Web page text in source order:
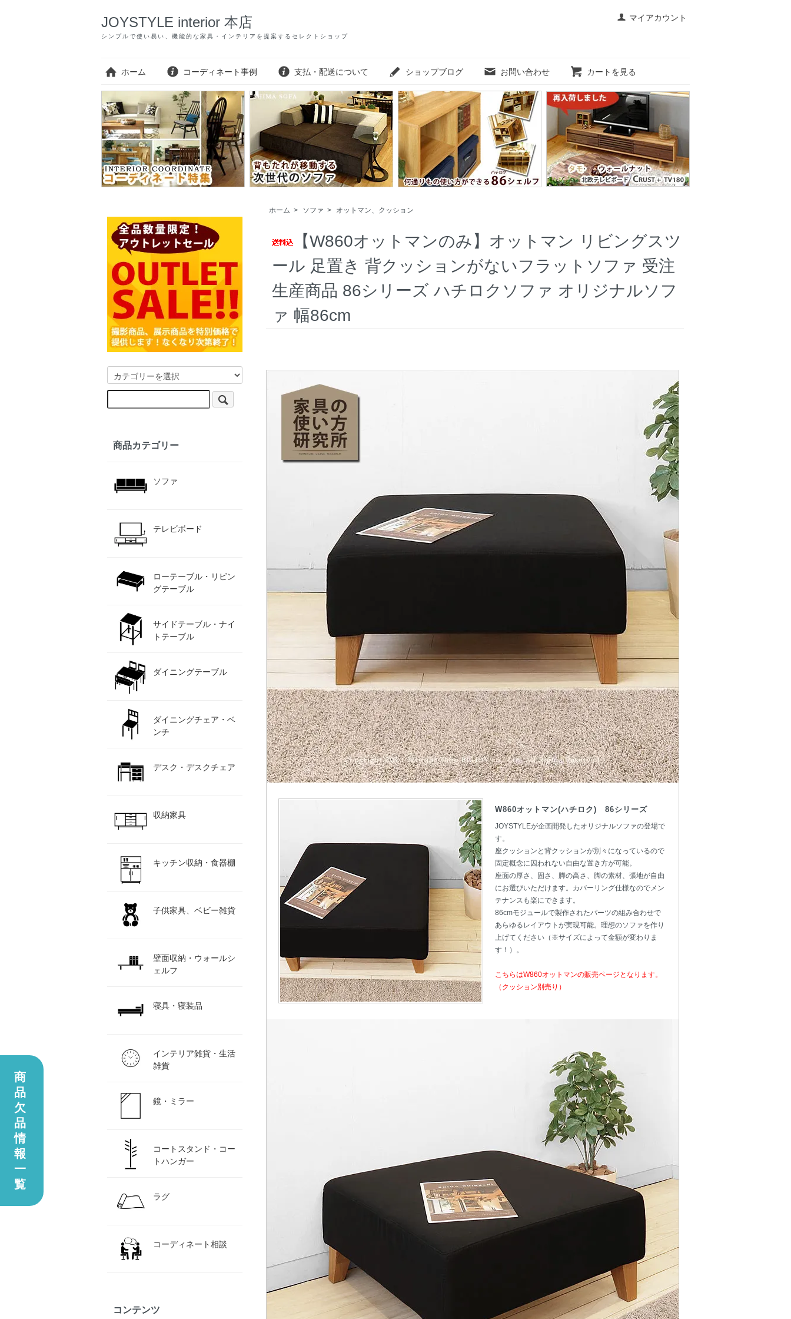
マイアカウント
JOYSTYLE interior 本店
シンプルで使い易い、機能的な家具・インテリアを提案するセレクトショップ
ホーム コーディネート事例 支払・配送について ショップブログ お問い合わせ カートを見る
ホーム > ソファ > オットマン、クッション
【W860オットマンのみ】オットマン リビングスツ
ール 足置き 背クッションがないフラットソファ 受注
生産商品 86シリーズ ハチロクソファ オリジナルソフ
ァ 幅86cm
W860オットマン(ハチロク) 86シリーズ
JOYSTYLEが企画開発したオリジナルソファの登場で
す。
座クッションと背クッションが別々になっているので
固定概念に囚われない自由な置き方が可能。
座面の厚さ、固さ、脚の高さ、脚の素材、張地が自由
にお選びいただけます。カバーリング仕様なのでメン
テナンスも楽にできます。
86cmモジュールで製作されたパーツの組み合わせで
あらゆるレイアウトが実現可能。理想のソファを作り
上げてください（※サイズによって金額が変わりま
す！）。
こちらはW860オットマンの販売ページとなります。
（クッション別売り）
商品カテゴリー
ソファ
テレビボード
ローテーブル・リビン
グテーブル
サイドテーブル・ナイ
トテーブル
ダイニングテーブル
ダイニングチェア・ベ
ンチ
デスク・デスクチェア
収納家具
キッチン収納・食器棚
子供家具、ベビー雑貨
壁面収納・ウォールシ
ェルフ
寝具・寝装品
インテリア雑貨・生活
雑貨
鏡・ミラー
コートスタンド・コー
トハンガー
ラグ
コーディネート相談
コンテンツ
商
品
欠
品
情
報
一
覧